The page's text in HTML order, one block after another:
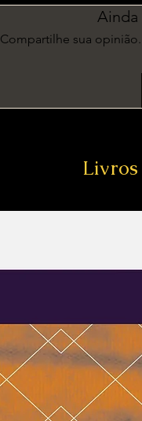
Ainda
Compartilhe sua